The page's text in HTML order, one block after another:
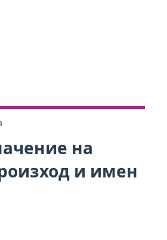
на
и имен